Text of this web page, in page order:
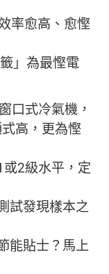
率愈高、愈慳
」為最慳電
口式冷氣機，
高，更為慳
2級水平，定
試發現樣本之
能貼士？馬上